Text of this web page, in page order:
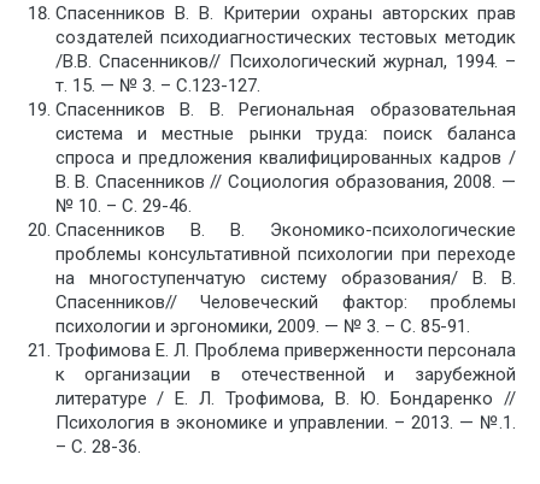
Спасенников В. В. Критерии охраны авторских прав
создателей психодиагностических тестовых методик
/В.В. Спасенников// Психологический журнал, 1994. –
т. 15. — № 3. – С.123-127.
Спасенников В. В. Региональная образовательная
система и местные рынки труда: поиск баланса
спроса и предложения квалифицированных кадров /
В. В. Спасенников // Социология образования, 2008. —
№ 10. – С. 29-46.
Спасенников В. В. Экономико-психологические
проблемы консультативной психологии при переходе
на многоступенчатую систему образования/ В. В.
Спасенников// Человеческий фактор: проблемы
психологии и эргономики, 2009. — № 3. – С. 85-91.
Трофимова Е. Л. Проблема приверженности персонала
к организации в отечественной и зарубежной
литературе / Е. Л. Трофимова, В. Ю. Бондаренко //
Психология в экономике и управлении. – 2013. — №.1.
– С. 28-36.